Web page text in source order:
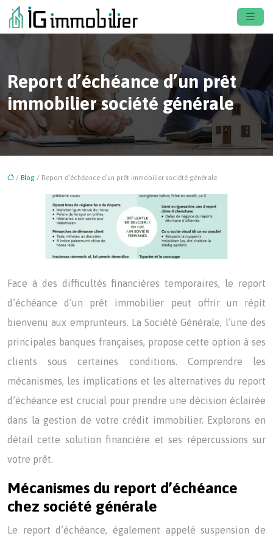
Report d’échéance d’un prêt
immobilier société générale
/ Blog / Report d’échéance d’un prêt immobilier société générale
Face à des difficultés financières temporaires, le report
d’échéance d’un prêt immobilier peut offrir un répit
bienvenu aux emprunteurs. La Société Générale, l’une des
principales banques françaises, propose cette option à ses
clients sous certaines conditions. Comprendre les
mécanismes, les implications et les alternatives du report
d’échéance est crucial pour prendre une décision éclairée
dans la gestion de votre crédit immobilier. Explorons en
détail cette solution financière et ses répercussions sur
votre prêt.
Mécanismes du report d’échéance
chez société générale
Le report d’échéance, également appelé suspension de